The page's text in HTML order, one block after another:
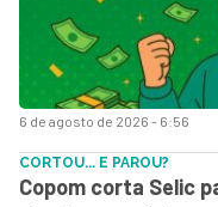
6 de agosto de 2026 - 6:56
CORTOU... E PAROU?
Copom corta Selic